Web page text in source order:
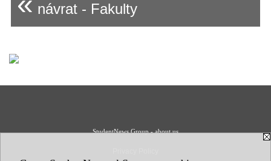
návrat - Fakulty
StudentNews Group - about us